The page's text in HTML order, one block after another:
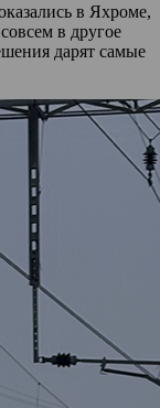
в Яхроме,
в другое
дарят самые